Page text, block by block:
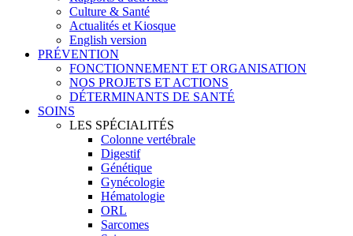
Culture & Santé
Actualités et Kiosque
English version
PRÉVENTION
FONCTIONNEMENT ET ORGANISATION
NOS PROJETS ET ACTIONS
DÉTERMINANTS DE SANTÉ
SOINS
LES SPÉCIALITÉS
Colonne vertébrale
Digestif
Génétique
Gynécologie
Hématologie
ORL
Sarcomes